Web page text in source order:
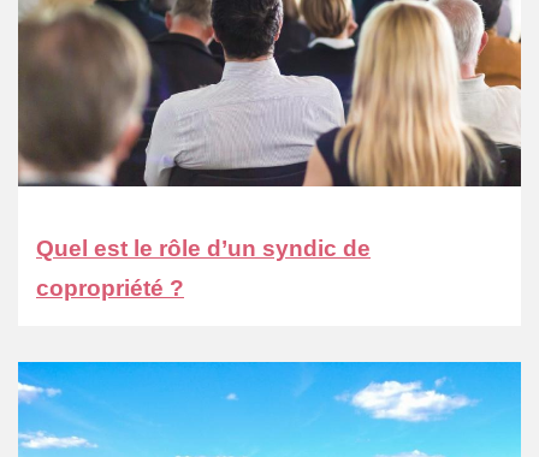
Quel est le rôle d’un syndic de
copropriété ?